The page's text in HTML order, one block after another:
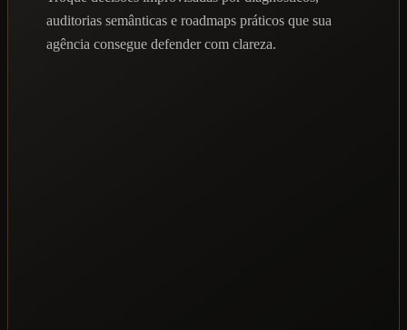
auditorias semânticas e roadmaps práticos que sua
agência consegue defender com clareza.